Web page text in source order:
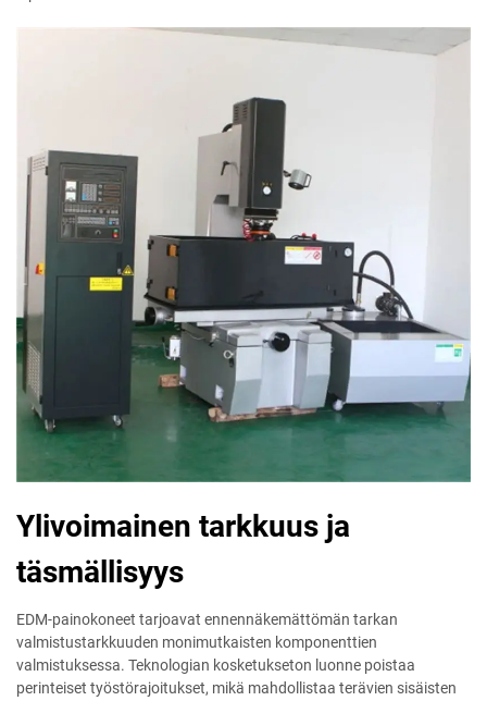
Ylivoimainen tarkkuus ja
täsmällisyys
EDM-painokoneet tarjoavat ennennäkemättömän tarkan
valmistustarkkuuden monimutkaisten komponenttien
valmistuksessa. Teknologian kosketukseton luonne poistaa
perinteiset työstörajoitukset, mikä mahdollistaa terävien sisäisten